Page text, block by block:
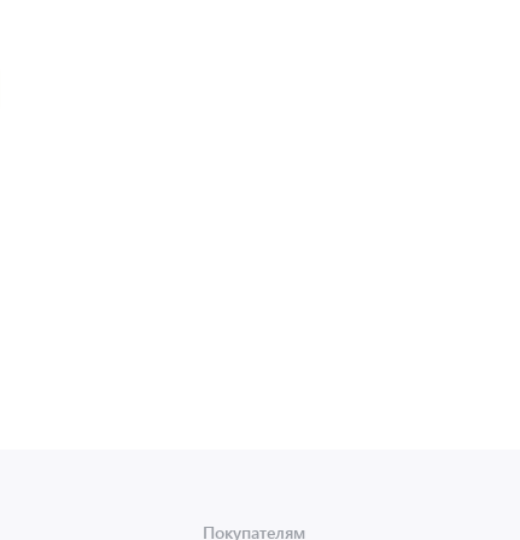
Покупателям